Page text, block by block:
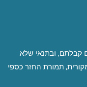
קבלתם, ובתנאי שלא
תמורת החזר כספי